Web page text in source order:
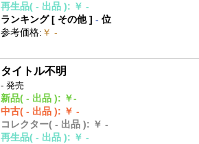
再生品( - 出品 ): ￥ -
ランキング [ その他]- 位
参考価格: ￥ -
タイトル不明
- 発売
新品( - 出品 ): ￥-
中古( - 出品 ): ￥ -
コレクター( - 出品 ): ￥ -
再生品( - 出品 ): ￥ -